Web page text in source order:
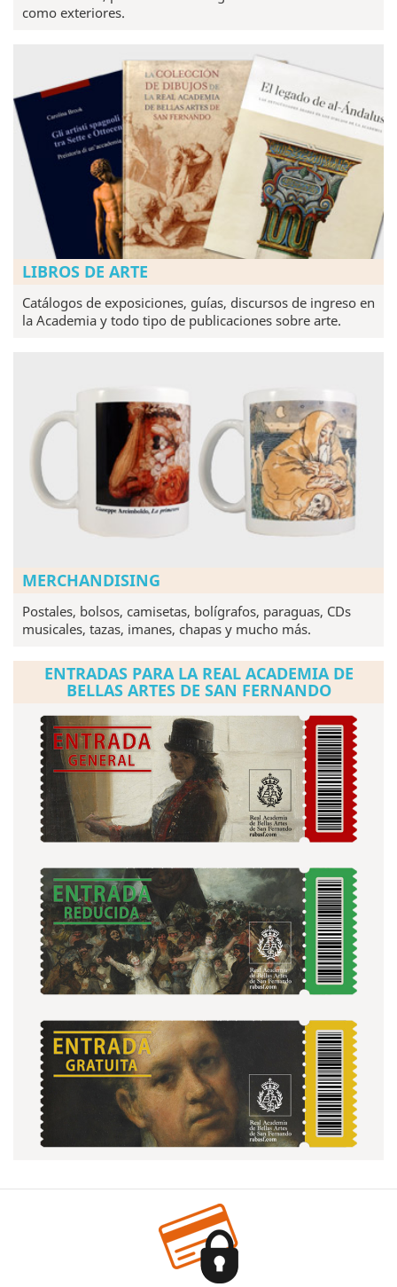
como exteriores.
LIBROS DE ARTE
Catálogos de exposiciones, guías, discursos de ingreso en
la Academia y todo tipo de publicaciones sobre arte.
MERCHANDISING
Postales, bolsos, camisetas, bolígrafos, paraguas, CDs
musicales, tazas, imanes, chapas y mucho más.
ENTRADAS PARA LA REAL ACADEMIA DE
BELLAS ARTES DE SAN FERNANDO